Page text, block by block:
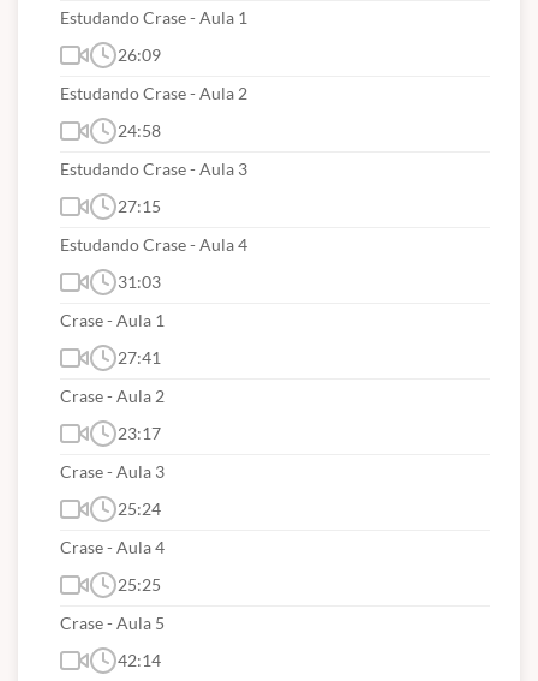
Estudando Crase - Aula 1
26:09
Estudando Crase - Aula 2
24:58
Estudando Crase - Aula 3
27:15
Estudando Crase - Aula 4
31:03
Crase - Aula 1
27:41
Crase - Aula 2
23:17
Crase - Aula 3
25:24
Crase - Aula 4
25:25
Crase - Aula 5
42:14